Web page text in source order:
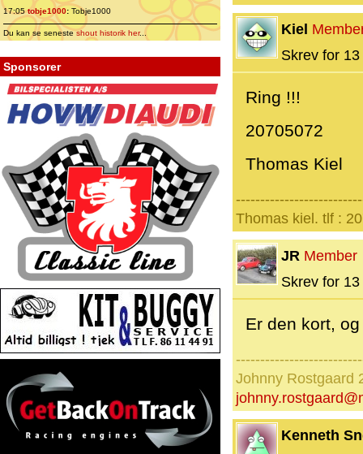
17:05tobje1000: Tobje1000
Du kan se senesteshout historik her...
Sponsorer
Kiel
Skrev for
Ring !!!
20705072
Thomas Kiel
Thomas kiel. tlf :
JR Member
Skrev for
Er den kort,
Johnny Rostgaard
Kenneth